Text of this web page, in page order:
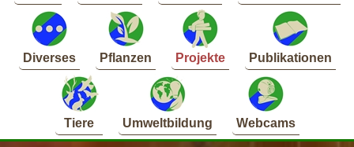
Diverses Pflanzen Projekte Publikationen
Tiere Umweltbildung Webcams